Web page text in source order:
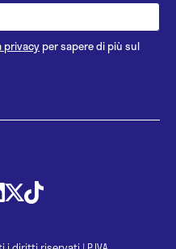
privacy per sapere di più sul